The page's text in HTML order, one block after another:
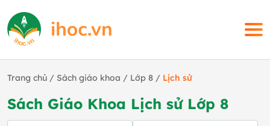
Trang chủ / Sách giáo khoa / Lớp 8 / Lịch sử
Sách Giáo Khoa Lịch sử Lớp 8